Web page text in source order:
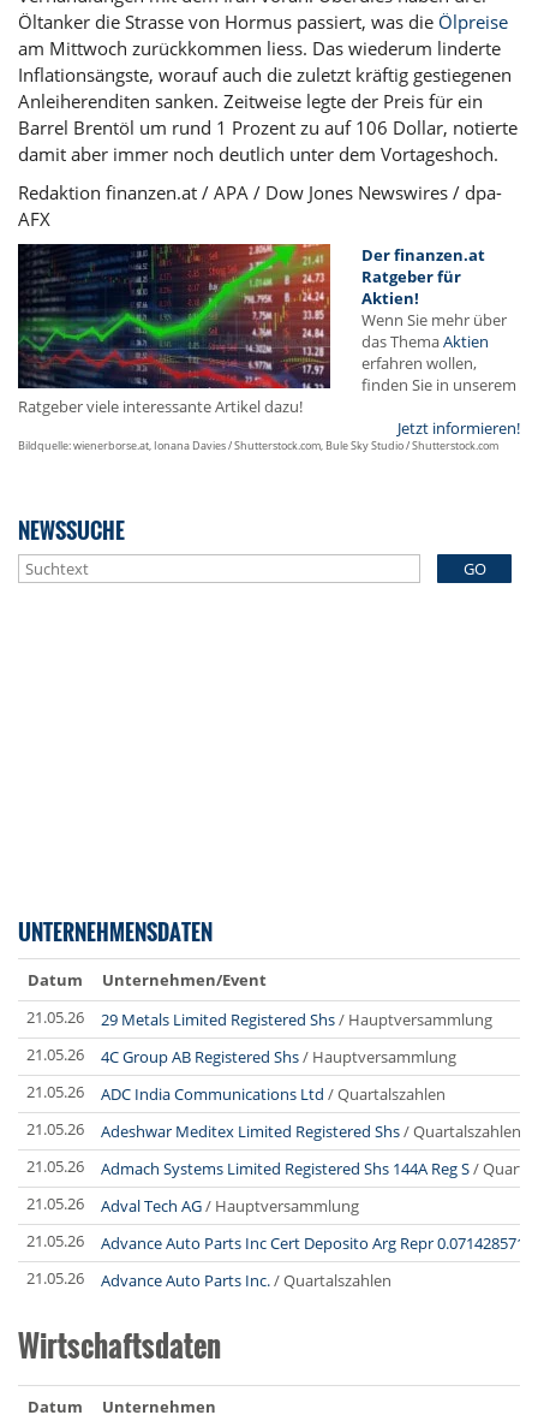
Öltanker die Strasse von Hormus passiert, was die Ölpreise
am Mittwoch zurückkommen liess. Das wiederum linderte
Inflationsängste, worauf auch die zuletzt kräftig gestiegenen
Anleiherenditen sanken. Zeitweise legte der Preis für ein
Barrel Brentöl um rund 1 Prozent zu auf 106 Dollar, notierte
damit aber immer noch deutlich unter dem Vortageshoch.
Redaktion finanzen.at / APA / Dow Jones Newswires / dpa-
AFX
Der finanzen.at
Ratgeber für
Aktien!
Wenn Sie mehr über
das ThemaAktien
erfahren wollen,
finden Sie in unserem
Ratgeber viele interessante Artikel dazu!
Jetzt informieren!
Bildquelle: wienerborse.at, Ionana Davies / Shutterstock.com, Bule Sky Studio / Shutterstock.com
NEWSSUCHE
GO
UNTERNEHMENSDATEN
Datum
Unternehmen/Event
21.05.26
29 Metals Limited Registered Shs/ Hauptversammlung
21.05.26
4C Group AB Registered Shs/ Hauptversammlung
21.05.26
ADC India Communications Ltd / Quartalszahlen
21.05.26
Adeshwar Meditex Limited Registered Shs/ Quartalszahlen
21.05.26
Admach Systems Limited Registered Shs 144A Reg S/
21.05.26
Adval Tech AG/ Hauptversammlung
21.05.26
Advance Auto Parts Inc Cert Deposito Arg Repr 0.0714285714
21.05.26
Advance Auto Parts Inc./ Quartalszahlen
Wirtschaftsdaten
Datum
Unternehmen